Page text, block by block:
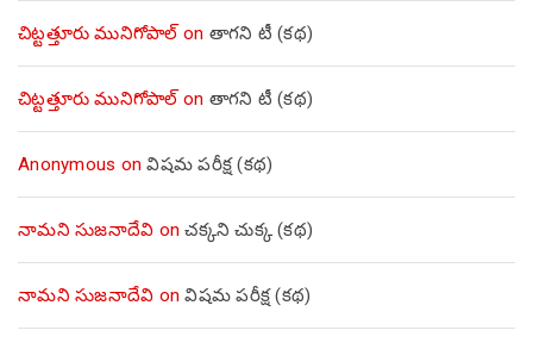
చిట్టత్తూరు మునిగోపాల్on తాగని టీ (కథ)
చిట్టత్తూరు మునిగోపాల్on తాగని టీ (కథ)
Anonymous onవిషమ పరీక్ష (క‌థ‌)
నామని సుజనాదేవి onచక్కని చుక్క (కథ)
నామని సుజనాదేవి onవిషమ పరీక్ష (క‌థ‌)